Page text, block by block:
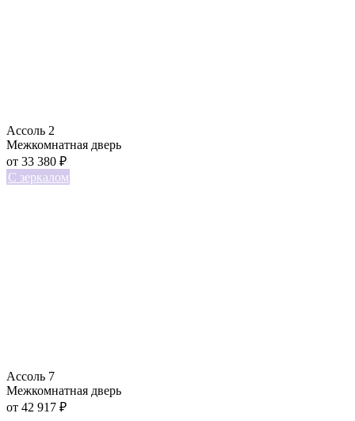
Ассоль 2
Межкомнатная дверь
от 33 380 ₽
С зеркалом
Ассоль 7
Межкомнатная дверь
от 42 917 ₽